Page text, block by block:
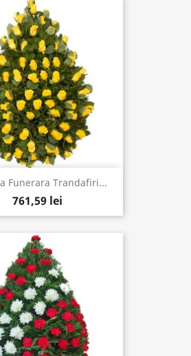
Funerara Trandafiri...
761,59 lei